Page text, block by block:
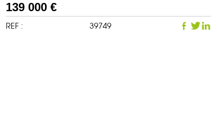
139 000 €
REF : 39749